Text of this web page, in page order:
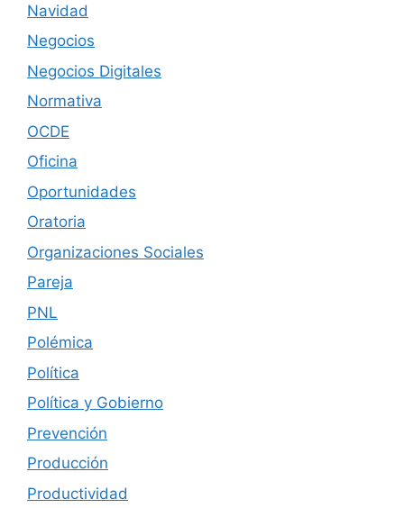
Navidad
Negocios
Negocios Digitales
Normativa
OCDE
Oficina
Oportunidades
Oratoria
Organizaciones Sociales
Pareja
PNL
Polémica
Política
Política y Gobierno
Prevención
Producción
Productividad